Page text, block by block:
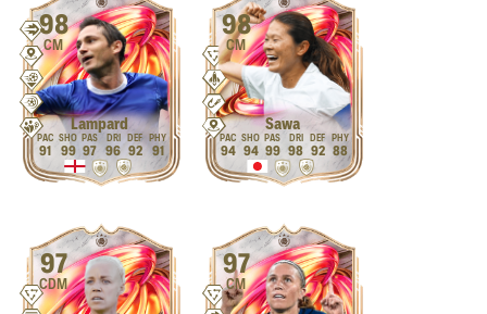
98
CM
Lampard
91 99 97 96 92 91
98
CM
Sawa
94 94 99 98 92 88
97
CDM
97
CM